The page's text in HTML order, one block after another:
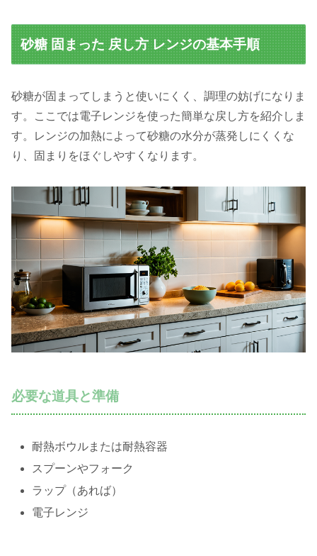
砂糖 固まった 戻し方 レンジの基本手順
砂糖が固まってしまうと使いにくく、調理の妨げになりま
す。ここでは電子レンジを使った簡単な戻し方を紹介しま
す。レンジの加熱によって砂糖の水分が蒸発しにくくな
り、固まりをほぐしやすくなります。
必要な道具と準備
耐熱ボウルまたは耐熱容器
スプーンやフォーク
ラップ（あれば）
電子レンジ